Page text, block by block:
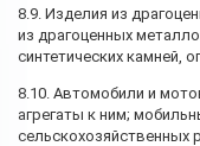
8.9. Изделия из
из драгоценных
синтетических камней,
8.10. Автомобили и
агрегаты к ним;
сельскохозяйственных